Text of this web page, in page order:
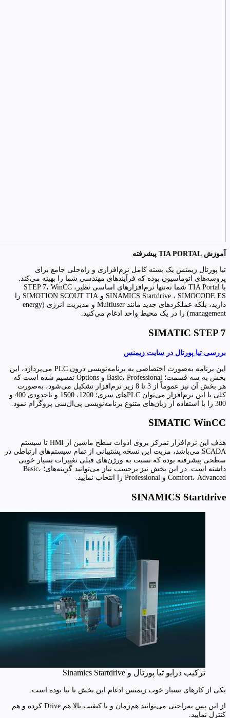
آموزش TIA PORTAL پیشرفته
تیا پورتال زیمنس یک بسته کامل نرم‌افزاری و راه‌حلی جامع برای
پروسه‌های اتوماسیون بوده که فرآیندهای مهندسی شما را بهینه می‌کند.
با TIA Portal شما نه‌تنها نرم‌افزارهای اساسی نظیرSTEP 7، WinCC ،
SINAMICS Startdrive ، SIMOCODE ES و SIMOTION SCOUT TIA را
دارید، بلکه عملکردهای جدید مانند Multiuser و مدیریت انرژی (energy
management) را در یک محیط واحد ادغام می‌کنید.
SIMATIC STEP 7
بررسی تیا پورتال در سایت زیمنس
این برنامه به‌صورت اختصاصی به برنامه‌نویسی درون PLC می‌پردازد، این
بخش به سه قسمت؛ Basic، Professional و Options تقسیم شده است که
هر بخش آن نیز عموماً از 3 تا 8 زیر نرم‌افزار تشکیل می‌شود، به‌صورت
کلی با این نرم‌افزار می‌توان PLCهای سری؛ 1200، 1500 و تاحدودی 400 و
300 را با استفاده از زبان‌های متنوع برنامه‌نویسی پی‌ال‌سی پروگرام نمود.
SIMATIC WinCC
هدف این نرم‌افزار تمرکز بروی ادوات سطح ماشین از HMI تا سیستم
SCADA می‌باشد، مزیت این نسخه پشتیبانی از تمام سیستم‌های ارتباطی در
سطحی پیشرفته بوده که نسبت به ورژن‌های قبلی تغییرات بسیار خوبی
داشته است. در این بخش نیز برحسب نیاز می‌توانید گزینه‌های؛ Basic،
Comfort، Advanced و Professional را انتخاب نمایید.
SINAMICS Startdrive
ترکیب درایو تیا پورتال و Sinamics Startdrive
یکی از کارهای بسیار خوب زیمنس ادغام این بخش با تیا بوده است.
از این پس به‌راحتی می‌توانید هم‌زمان و با کیفیت بالا هم Drive کرده و هم
کنترل نمایید.